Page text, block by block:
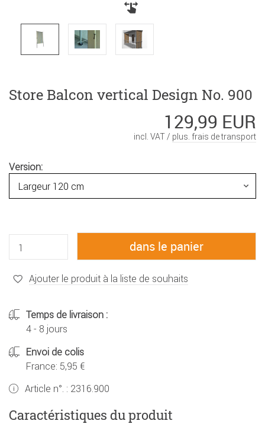
Store Balcon vertical Design No. 900
129,99 EUR
incl. VAT / plus. frais de transport
Version:
Ajouter le produit à la liste de souhaits
Temps de livraison :
4 - 8 jours
Envoi de colis
France: 5,95 €
Article n°. : 2316.900
Caractéristiques du produit